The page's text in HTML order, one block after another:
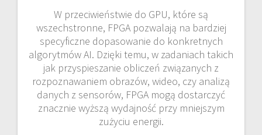
W przeciwieństwie do GPU, które są
wszechstronne, FPGA pozwalają na bardziej
specyficzne dopasowanie do konkretnych
algorytmów AI. Dzięki temu, w zadaniach takich
jak przyspieszanie obliczeń związanych z
rozpoznawaniem obrazów, wideo, czy analizą
danych z sensorów, FPGA mogą dostarczyć
znacznie wyższą wydajność przy mniejszym
zużyciu energii.